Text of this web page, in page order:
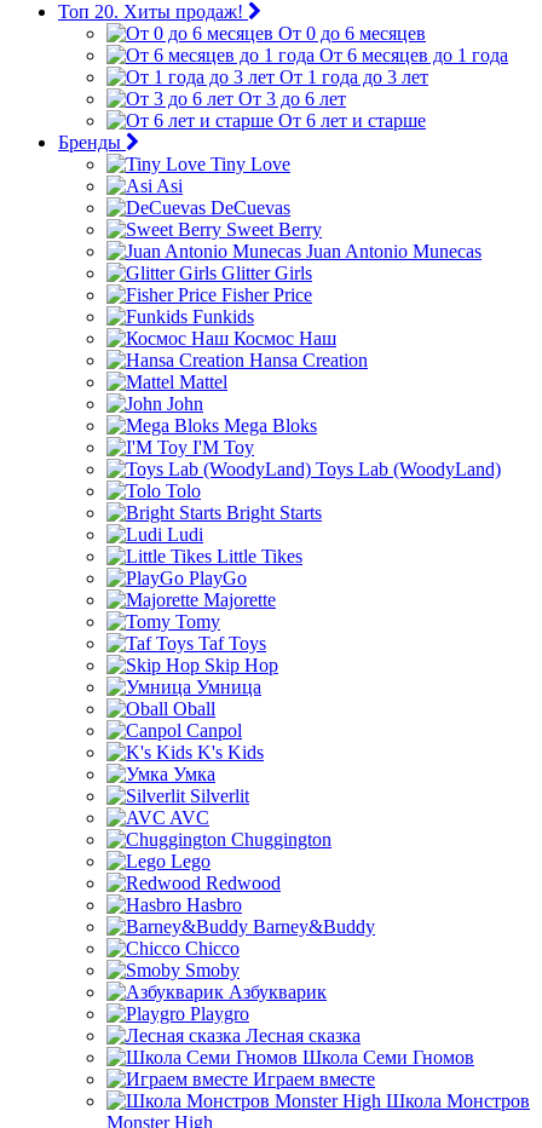
Топ 20. Хиты продаж!
От 0 до 6 месяцев
От 6 месяцев до 1 года
От 1 года до 3 лет
От 3 до 6 лет
От 6 лет и старше
Бренды
Tiny Love
Asi
DeCuevas
Sweet Berry
Juan Antonio Munecas
Glitter Girls
Fisher Price
Funkids
Космос Наш
Hansa Creation
Mattel
John
Mega Bloks
I'M Toy
Toys Lab (WoodyLand)
Tolo
Bright Starts
Ludi
Little Tikes
PlayGo
Majorette
Tomy
Taf Toys
Skip Hop
Умница
Oball
Canpol
K's Kids
Умка
Silverlit
AVC
Chuggington
Lego
Redwood
Hasbro
Barney&Buddy
Chicco
Smoby
Азбукварик
Playgro
Лесная сказка
Школа Семи Гномов
Играем вместе
Школа Монстров
Monster High